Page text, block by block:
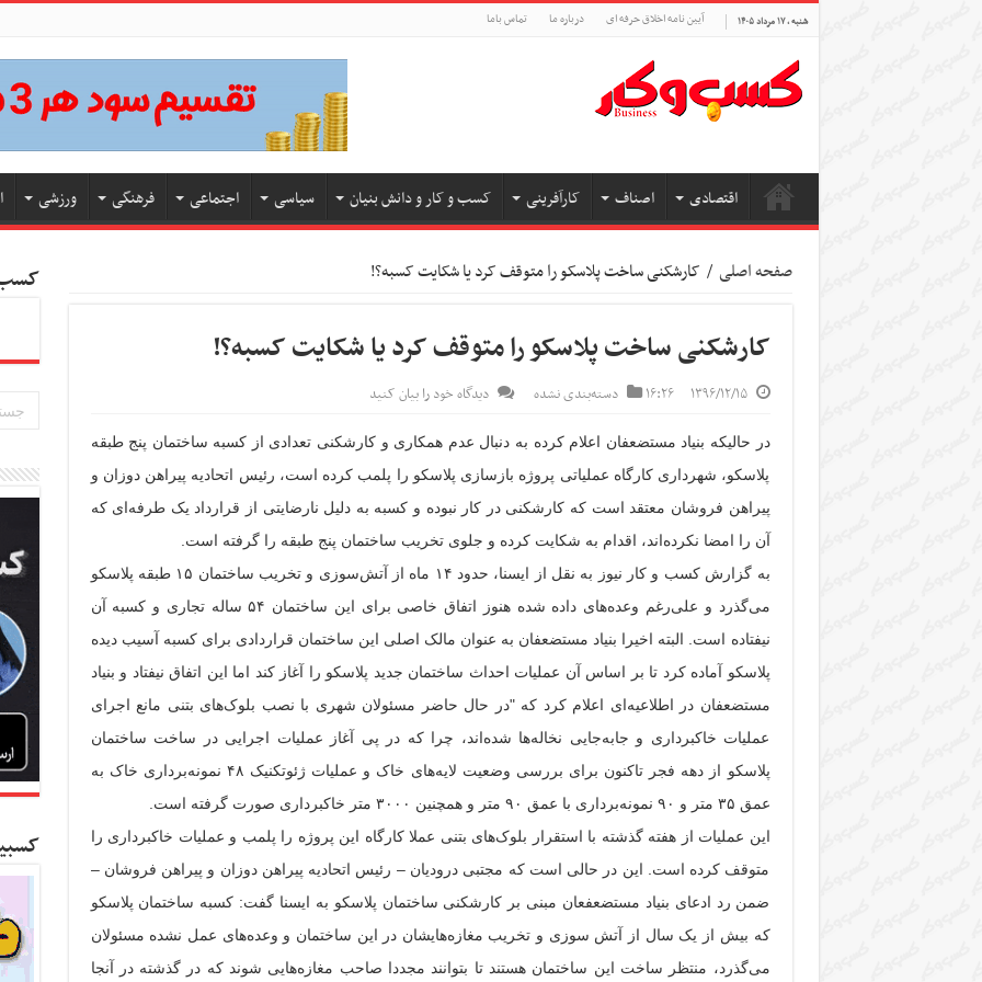
شنبه , ۱۷ مرداد ۱۴۰۵ آیین نامه اخلاق حرفه ای درباره ما تماس باما
اقتصادی اصناف کارآفرینی کسب و کار و دانش بنیان سیاسی اجتماعی فرهنگی ورزشی
صفحه اصلی / کارشکنی ساخت پلاسکو را متوقف کرد یا شکایت کسبه؟!
کارشکنی ساخت پلاسکو را متوقف کرد یا شکایت کسبه؟!
۱۳۹۶/۱۲/۱۵ ۱۶:۲۶ دسته‌بندی نشده دیدگاه خود را بیان کنید
در حالیکه بنیاد مستضعفان اعلام کرده به دنبال عدم همکاری و کارشکنی تعدادی از کسبه ساختمان پنج طبقه
پلاسکو، شهرداری کارگاه عملیاتی پروژه بازسازی پلاسکو را پلمب کرده است، رئیس اتحادیه پیراهن دوزان و
پیراهن فروشان معتقد است که کارشکنی در کار نبوده و کسبه به دلیل نارضایتی از قرارداد یک طرفه‌ای که
آن را امضا نکرده‌اند، اقدام به شکایت کرده و جلوی تخریب ساختمان پنج طبقه را گرفته است.
به گزارش کسب و کار نیوز به نقل از ایسنا، حدود ۱۴ ماه از آتش‌سوزی و تخریب ساختمان ۱۵ طبقه پلاسکو
می‌گذرد و علی‌رغم وعده‌های داده شده هنوز اتفاق خاصی برای این ساختمان ۵۴ ساله تجاری و کسبه آن
نیفتاده است. البته اخیرا بنیاد مستضعفان به عنوان مالک اصلی این ساختمان قراردادی برای کسبه آسیب دیده
پلاسکو آماده کرد تا بر اساس آن عملیات احداث ساختمان جدید پلاسکو را آغاز کند اما این اتفاق نیفتاد و بنیاد
مستضعفان در اطلاعیه‌ای اعلام کرد که "در حال حاضر مسئولان شهری با نصب بلوک‌های بتنی مانع اجرای
عملیات خاکبرداری و جابه‌جایی نخاله‌ها شده‌اند، چرا که در پی آغاز عملیات اجرایی در ساخت ساختمان
پلاسکو از دهه فجر تاکنون برای بررسی وضعیت لایه‌های خاک و عملیات ژئوتکنیک ۴۸ نمونه‌برداری خاک به
عمق ۳۵ متر و ۹۰ نمونه‌برداری با عمق ۹۰ متر و همچنین ۳۰۰۰ متر خاکبرداری صورت گرفته است.
این عملیات از هفته گذشته با استقرار بلوک‌های بتنی عملا کارگاه این پروژه را پلمب و عملیات خاکبرداری را
متوقف کرده است. این در حالی است که مجتبی درودیان – رئیس اتحادیه پیراهن دوزان و پیراهن فروشان –
ضمن رد ادعای بنیاد مستضعفعان مبنی بر کارشکنی ساختمان پلاسکو به ایسنا گفت: کسبه ساختمان پلاسکو
که بیش از یک سال از آتش سوزی و تخریب مغازه‌هایشان در این ساختمان و وعده‌های عمل نشده مسئولان
می‌گذرد، منتظر ساخت این ساختمان هستند تا بتوانند مجددا صاحب مغازه‌هایی شوند که در گذشته در آنجا
کسب